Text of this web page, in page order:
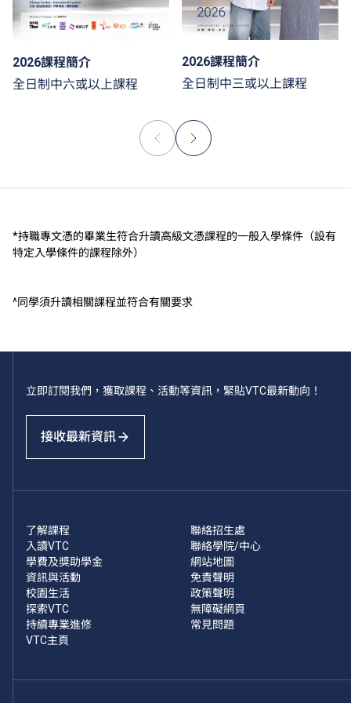
2026課程簡介
全日制中六或以上課程
2026課程簡介
全日制中三或以上課程
*持職專文憑的畢業生符合升讀高級文憑課程的一般入學條件（設有
特定入學條件的課程除外）
^同學須升讀相關課程並符合有關要求
立即訂閱我們，獲取課程、活動等資訊，緊貼VTC最新動向！
接收最新資訊
了解課程
入讀VTC
學費及獎助學金
資訊與活動
校園生活
探索VTC
持續專業進修
VTC主頁
聯絡招生處
聯絡學院/中心
網站地圖
免責聲明
政策聲明
無障礙網頁
常見問題